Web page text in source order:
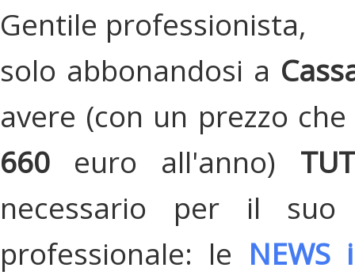
Gentile professionista,
solo abbonandosi a
avere (con un prezzo
660 euro all'anno)
necessario per il suo
professionale: le